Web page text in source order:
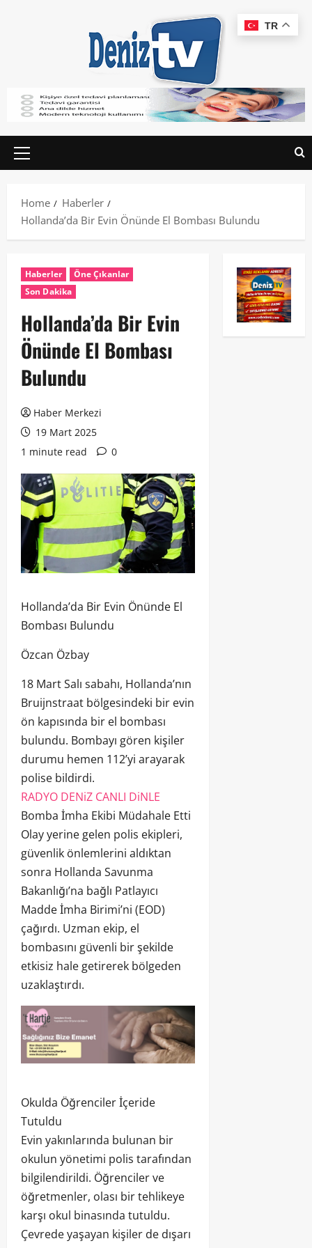
Home
Haberler
Hollanda’da Bir Evin Önünde El Bombası Bulundu
Haberler
Öne Çıkanlar
Son Dakika
Hollanda’da Bir Evin
Önünde El Bombası
Bulundu
Haber Merkezi
19 Mart 2025
1 minute read
0
Hollanda’da Bir Evin Önünde El
Bombası Bulundu
Özcan Özbay
18 Mart Salı sabahı, Hollanda’nın
Bruijnstraat bölgesindeki bir evin
ön kapısında bir el bombası
bulundu. Bombayı gören kişiler
durumu hemen 112’yi arayarak
polise bildirdi.
RADYO DENiZ CANLI DiNLE
Bomba İmha Ekibi Müdahale Etti
Olay yerine gelen polis ekipleri,
güvenlik önlemlerini aldıktan
sonra Hollanda Savunma
Bakanlığı’na bağlı Patlayıcı
Madde İmha Birimi’ni (EOD)
çağırdı. Uzman ekip, el
bombasını güvenli bir şekilde
etkisiz hale getirerek bölgeden
uzaklaştırdı.
Okulda Öğrenciler İçeride
Tutuldu
Evin yakınlarında bulunan bir
okulun yönetimi polis tarafından
bilgilendirildi. Öğrenciler ve
öğretmenler, olası bir tehlikeye
karşı okul binasında tutuldu.
Çevrede yaşayan kişiler de dışarı
TR